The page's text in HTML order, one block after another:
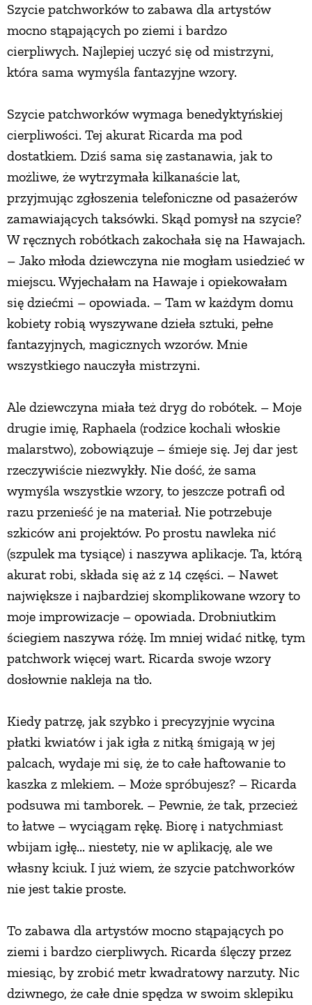
Szycie patchworków to zabawa dla artystów
mocno stąpających po ziemi i bardzo
cierpliwych. Najlepiej uczyć się od mistrzyni,
która sama wymyśla fantazyjne wzory.
Szycie patchworków wymaga benedyktyńskiej
cierpliwości. Tej akurat Ricarda ma pod
dostatkiem. Dziś sama się zastanawia, jak to
możliwe, że wytrzymała kilkanaście lat,
przyjmując zgłoszenia telefoniczne od pasażerów
zamawiających taksówki. Skąd pomysł na szycie?
W ręcznych robótkach zakochała się na Hawajach.
– Jako młoda dziewczyna nie mogłam usiedzieć w
miejscu. Wyjechałam na Hawaje i opiekowałam
się dziećmi – opowiada. – Tam w każdym domu
kobiety robią wyszywane dzieła sztuki, pełne
fantazyjnych, magicznych wzorów. Mnie
wszystkiego nauczyła mistrzyni.
Ale dziewczyna miała też dryg do robótek. – Moje
drugie imię, Raphaela (rodzice kochali włoskie
malarstwo), zobowiązuje – śmieje się. Jej dar jest
rzeczywiście niezwykły. Nie dość, że sama
wymyśla wszystkie wzory, to jeszcze potrafi od
razu przenieść je na materiał. Nie potrzebuje
szkiców ani projektów. Po prostu nawleka nić
(szpulek ma tysiące) i naszywa aplikacje. Ta, którą
akurat robi, składa się aż z 14 części. – Nawet
największe i najbardziej skomplikowane wzory to
moje improwizacje – opowiada. Drobniutkim
ściegiem naszywa różę. Im mniej widać nitkę, tym
patchwork więcej wart. Ricarda swoje wzory
dosłownie nakleja na tło.
Kiedy patrzę, jak szybko i precyzyjnie wycina
płatki kwiatów i jak igła z nitką śmigają w jej
palcach, wydaje mi się, że to całe haftowanie to
kaszka z mlekiem. – Może spróbujesz? – Ricarda
podsuwa mi tamborek. – Pewnie, że tak, przecież
to łatwe – wyciągam rękę. Biorę i natychmiast
wbijam igłę... niestety, nie w aplikację, ale we
własny kciuk. I już wiem, że szycie patchworków
nie jest takie proste.
To zabawa dla artystów mocno stąpających po
ziemi i bardzo cierpliwych. Ricarda ślęczy przez
miesiąc, by zrobić metr kwadratowy narzuty. Nic
dziwnego, że całe dnie spędza w swoim sklepiku